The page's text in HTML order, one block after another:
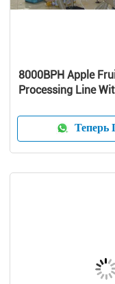
8000BPH Apple
Processing Line
Теперь